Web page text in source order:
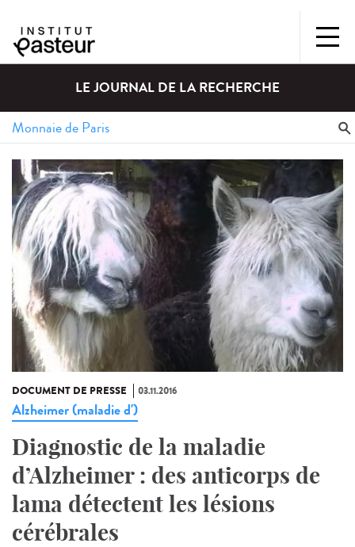
LE JOURNAL DE LA RECHERCHE
DOCUMENT DE PRESSE 03.11.2016
Alzheimer (maladie d')
Diagnostic de la maladie
d’Alzheimer : des anticorps de
lama détectent les lésions
cérébrales